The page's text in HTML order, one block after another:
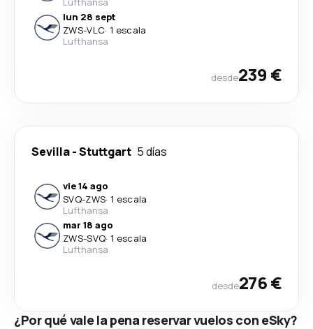
lun 28 sept
ZWS-VLC· 1 escala
Lufthansa
desde239 €
Sevilla-Stuttgart 5 días
vie 14 ago
SVQ-ZWS· 1 escala
Lufthansa
mar 18 ago
ZWS-SVQ· 1 escala
Lufthansa
desde276 €
¿Por qué vale la pena reservar vuelos con eSky?